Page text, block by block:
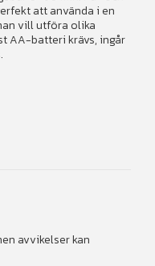
att använda i en
vill utföra olika
AA-batteri krävs, ingår
avvikelser kan